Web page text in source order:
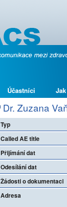
Účastníci
Dr. Zuzana
Typ
Called AE title
Přijímání dat
Odesílání dat
Žádosti o dokumentaci
Adresa